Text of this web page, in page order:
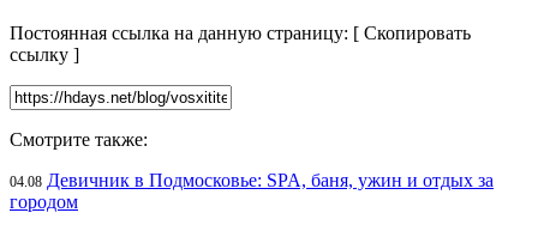
Постоянная ссылка на данную страницу: [ Скопировать
ссылку ]
Смотрите также:
04.08 Девичник в Подмосковье: SPA, баня, ужин и отдых за
городом